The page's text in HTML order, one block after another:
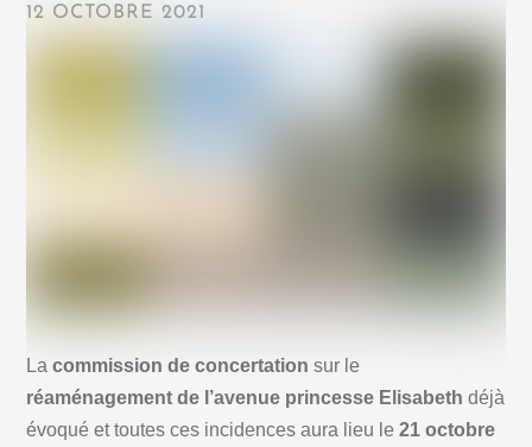
12 OCTOBRE 2021
La commission de concertation sur le
réaménagement de l’avenue princesse Elisabeth déjà
évoqué et toutes ces incidences aura lieu le21 octobre